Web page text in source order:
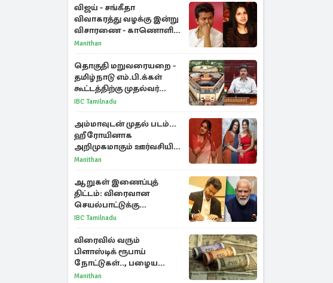
விஜய் - சங்கீதா
விவாகரத்து வழக்கு இன்று
விசாரணை - காணொளி
மூலம் ஆஜராக வாய்ப்பு
Manithan
தொகுதி மறுவரையறை -
தமிழ்நாடு எம்.பி.க்கள்
கூட்டத்திற்கு முதல்வர்
விஜய் அழைப்பு
IBC Tamilnadu
அம்மாவுடன் முதல் படம்...
ஹீரோயினாக
அறிமுகமாகும் ஊர்வசியின்
மகள் தேஜலட்சுமி!
Manithan
ஆறுகள் இணைப்புத்
திட்டம்: விரைவான
செயல்பாட்டுக்கு
பிரதமருக்கு முதலமைச்சர்
IBC Tamilnadu
விரைவில் வரும்
பிளாஸ்டிக் ரூபாய்
நோட்டுகள்.., பழைய
காகித நோட்டுகள்
Manithan